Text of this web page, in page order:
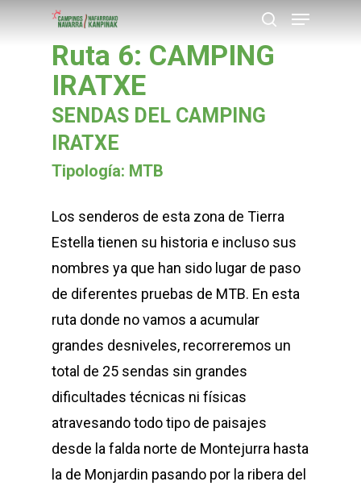
Menu
Ruta 6: CAMPING
IRATXE
SENDAS DEL CAMPING
IRATXE
Tipología: MTB
Los senderos de esta zona de Tierra
Estella tienen su historia e incluso sus
nombres ya que han sido lugar de paso
de diferentes pruebas de MTB. En esta
ruta donde no vamos a acumular
grandes desniveles, recorreremos un
total de 25 sendas sin grandes
dificultades técnicas ni físicas
atravesando todo tipo de paisajes
desde la falda norte de Montejurra hasta
la de Monjardin pasando por la ribera del